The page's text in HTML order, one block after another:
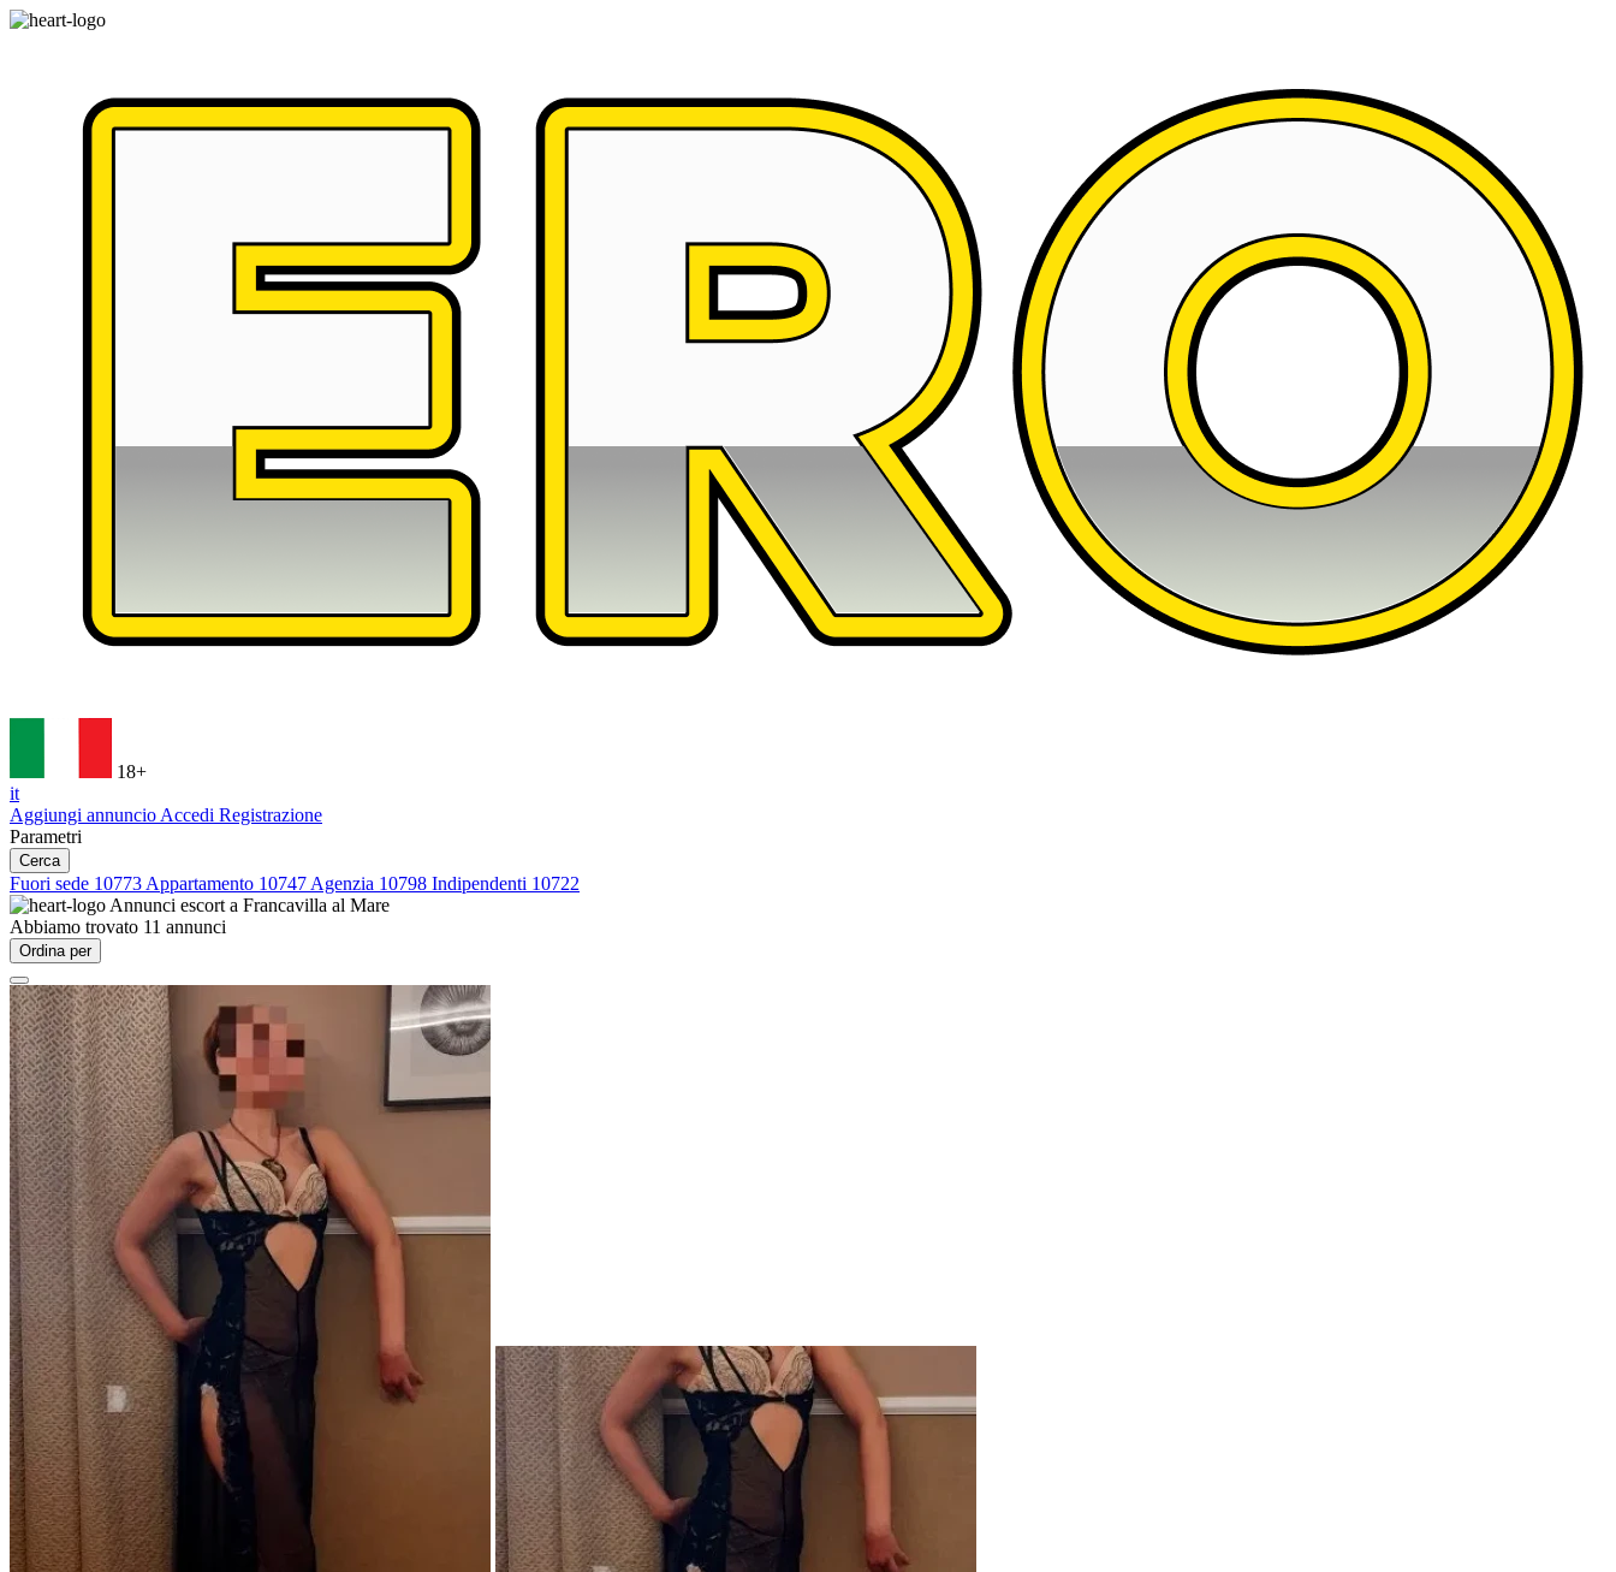
18+
it
Aggiungi annuncio Accedi Registrazione
Parametri
Cerca
Fuori sede 10773 Appartamento 10747 Agenzia 10798 Indipendenti 10722
Annunci escort a Francavilla al Mare
Abbiamo trovato 11 annunci
Ordina per